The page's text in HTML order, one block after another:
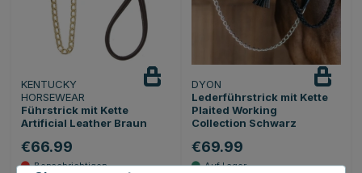
KENTUCKY
HORSEWEAR
Führstrick mit Kette
Artificial Leather Braun
€66.99
DYON
Lederführstrick mit Kette
Plaited Working
Collection Schwarz
€69.99